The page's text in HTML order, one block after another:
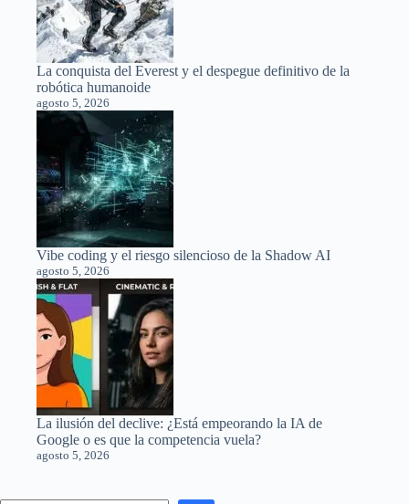
La conquista del Everest y el despegue definitivo de la
robótica humanoide
agosto 5, 2026
Vibe coding y el riesgo silencioso de la Shadow AI
agosto 5, 2026
La ilusión del declive: ¿Está empeorando la IA de
Google o es que la competencia vuela?
agosto 5, 2026